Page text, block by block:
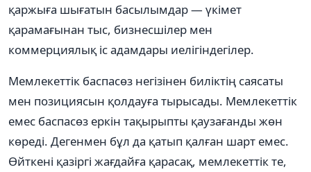
қаржыға шығатын басылымдар — үкімет
қарамағынан тыс, бизнесшілер мен
коммерциялық іс адамдары иелігіндегілер.
Мемлекеттік баспасөз негізінен биліктің саясаты
мен позициясын қолдауға тырысады. Мемлекеттік
емес баспасөз еркін тақырыпты қаузағанды жөн
көреді. Дегенмен бұл да қатып қалған шарт емес.
Өйткені қазіргі жағдайға қарасақ, мемлекеттік те,